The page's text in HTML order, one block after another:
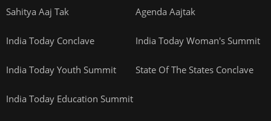
Sahitya Aaj Tak Agenda Aajtak
India Today Conclave India Today Woman's Summit
India Today Youth Summit State Of The States Conclave
India Today Education Summit